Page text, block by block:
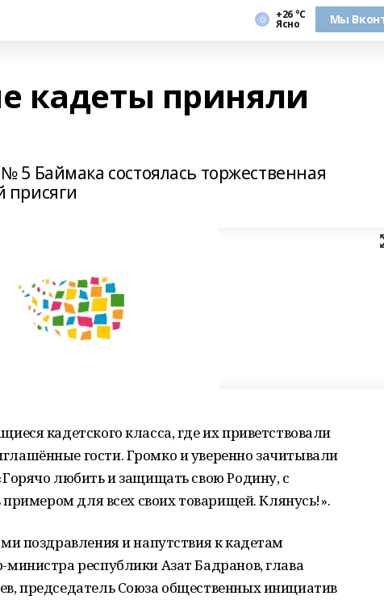
+26 °С
Ясно Мы
кадеты приняли
5 Баймака состоялась торжественная
присяги
кадетского класса, где их приветствовали
гости. Громко и уверенно зачитывали
любить и защищать свою Родину, с
примером для всех своих товарищей. Клянусь!».
поздравления и напутствия к кадетам
республики Азат Бадранов, глава
председатель Союза общественных инициатив